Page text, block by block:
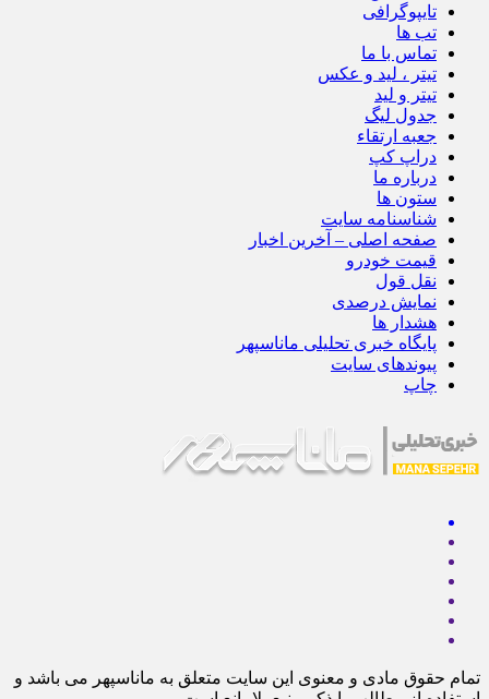
تایپوگرافی
تب ها
تماس با ما
تیتر ، لید و عکس
تیتر و لید
جدول لیگ
جعبه ارتقاء
دراپ کپ
درباره ما
ستون ها
شناسنامه سایت
صفحه اصلی – آخرین اخبار
قیمت خودرو
نقل قول
نمایش درصدی
هشدار ها
پایگاه خبری تحلیلی ماناسپهر
پیوندهای سایت
چاپ
تمام حقوق مادی و معنوی این سایت متعلق به ماناسپهر می باشد و